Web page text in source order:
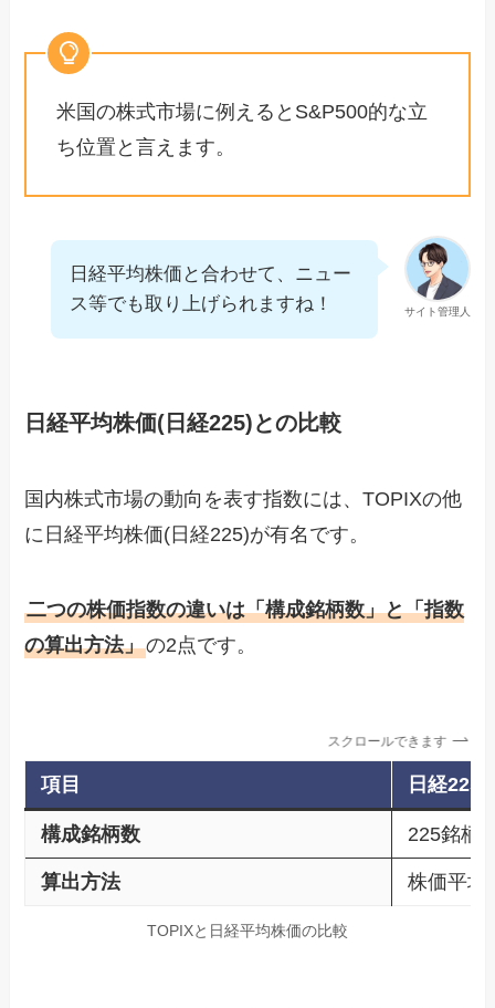
米国の株式市場に例えるとS&P500的な立
ち位置と言えます。
サイト管理人
日経平均株価と合わせて、ニュー
ス等でも取り上げられますね！
日経平均株価(日経225)との比較
国内株式市場の動向を表す指数には、TOPIXの他
に日経平均株価(日経225)が有名です。
二つの株価指数の違いは「構成銘柄数」と「指数
の算出方法」の2点です。
スクロールできます
項目 日経225
構成銘柄数 225銘柄
算出方法 株価平均
TOPIXと日経平均株価の比較